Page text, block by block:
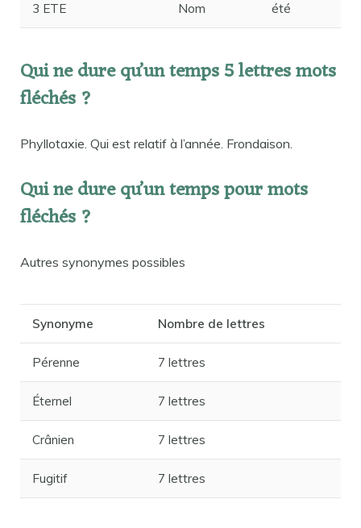
3 ETE Nom été
Qui ne dure qu’un temps 5 lettres mots
fléchés ?
Phyllotaxie. Qui est relatif à l’année. Frondaison.
Qui ne dure qu’un temps pour mots
fléchés ?
Autres synonymes possibles
Synonyme Nombre de lettres
Pérenne 7 lettres
Éternel 7 lettres
Crânien 7 lettres
Fugitif 7 lettres